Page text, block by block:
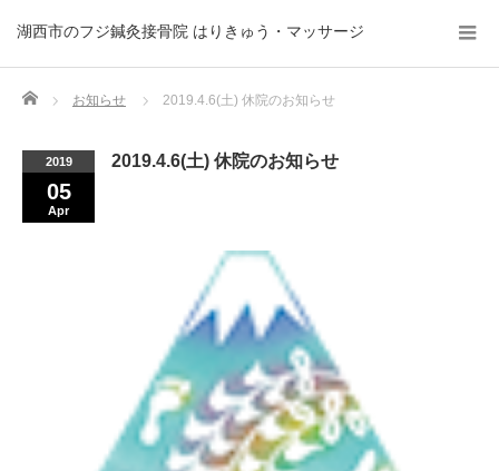
湖西市のフジ鍼灸接骨院 はりきゅう・マッサージ
Home お知らせ 2019.4.6(土) 休院のお知らせ
2019
05
Apr
2019.4.6(土) 休院のお知らせ